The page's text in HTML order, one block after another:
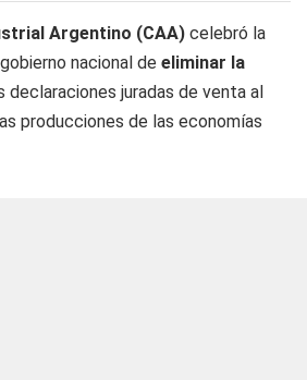
Argentino (CAA) celebró la
nacional de eliminar la
declaraciones juradas de venta al
producciones de las economías